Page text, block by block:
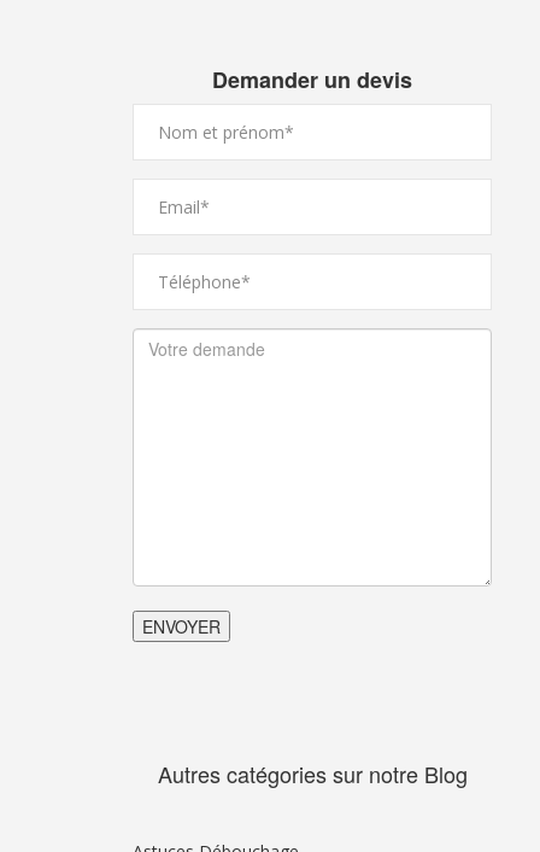
Demander un devis
Autres catégories sur notre Blog